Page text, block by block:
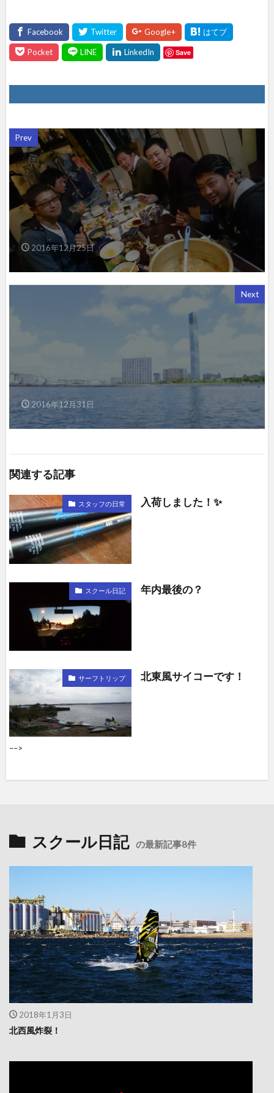
Save
Prev
2016年12月25日
Next
2016年12月31日
関連する記事
スタッフの日常 入荷しました！✨
スクール日記 年内最後の？
サーフトリップ 北東風サイコーです！
––>
スクール日記 の最新記事8件
2018年1月3日
北西風炸裂！